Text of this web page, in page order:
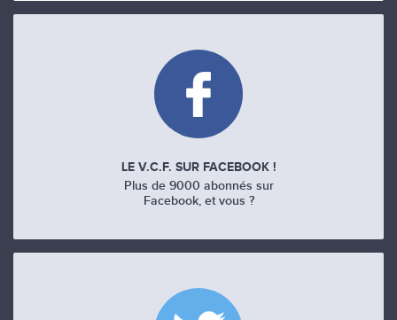
LE V.C.F. SUR FACEBOOK !
Plus de 9000 abonnés sur
Facebook, et vous ?